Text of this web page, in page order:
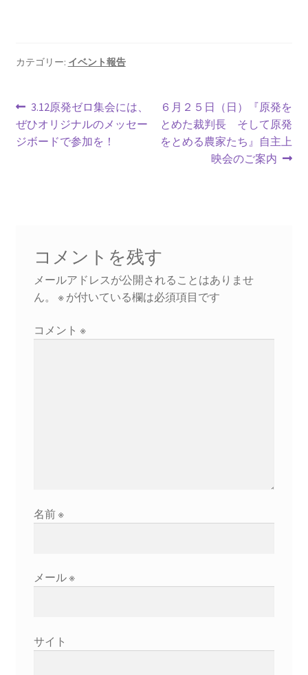
カテゴリー: イベント報告
投
稿
シ
ョ
ン
前
の
投
3.12原発ゼロ集会には、
ぜひオリジナルのメッセー
ジボードで参加を！
次
の
投
６月２５日（日）『原発を
とめた裁判長 そして原発
をとめる農家たち』自主上
映会のご案内
コメントを残す
メールアドレスが公開されることはありませ
ん。
※が付いている欄は必須項目です
コメント ※
名前※
メール※
サイト